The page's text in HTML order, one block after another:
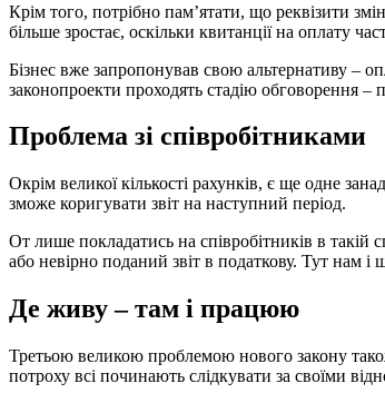
Крім того, потрібно пам’ятати, що реквізити
більше зростає, оскільки квитанції на оплату
Бізнес вже запропонував свою альтернативу –
законопроекти проходять стадію обговорення
Проблема зі співробітниками
Окрім великої кількості рахунків, є ще одне
зможе коригувати звіт на наступний період.
От лише покладатись на співробітників в такій
або невірно поданий звіт в податкову. Тут нам
Де живу – там і працюю
Третьою великою проблемою нового закону
потроху всі починають слідкувати за своїми